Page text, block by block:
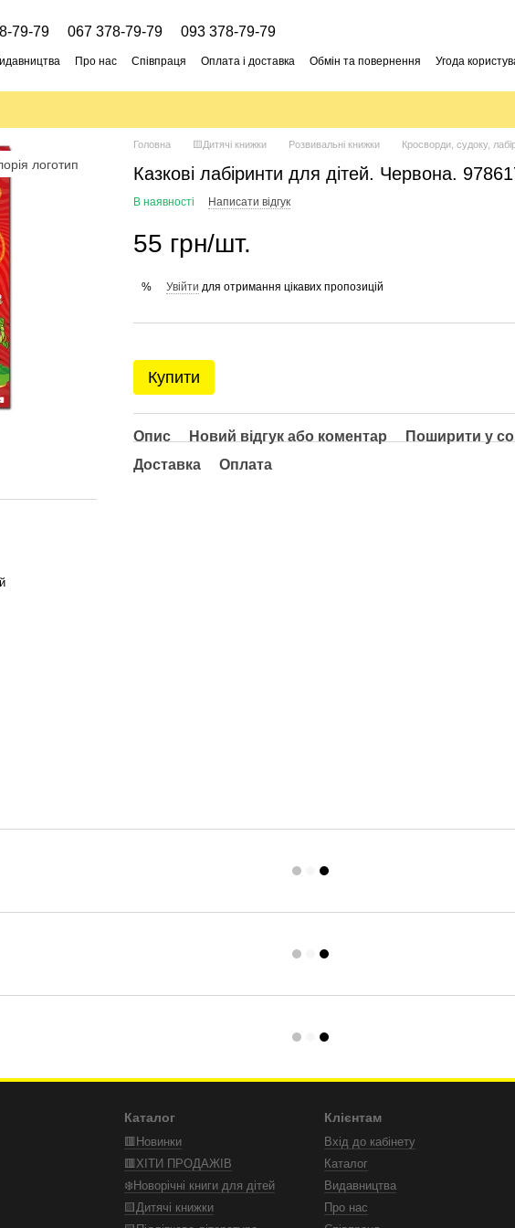
79-79 067 378-79-79 093 378-79-79
Про нас Співпраця Оплата і доставка Обмін та повернення Угода
Головна 🟨Дитячі книжки Розвивальні книжки Кросворди, судоку,
Казкові лабіринти для дітей. Червона.
В наявності Написати відгук
55 грн/шт.
% Увійти для отримання цікавих пропозицій
Купити
Опис Новий відгук або коментар
Поширити у
Доставка
Оплата
Каталог
🟥Новинки
🟥ХІТИ ПРОДАЖІВ
❄️Новорічні книги для дітей
🟨Дитячі книжки
Клієнтам
Вхід до кабінету
Каталог
Видавництва
Про нас